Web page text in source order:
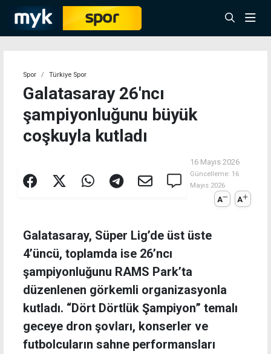
Spor Türkiye Spor
Galatasaray 26'ncı
şampiyonluğunu büyük
coşkuyla kutladı
16 Mayıs 2026
Güncelleme: 16
Mayıs 2026
A A
Galatasaray, Süper Lig’de üst üste
4’üncü, toplamda ise 26’ncı
şampiyonluğunu RAMS Park’ta
düzenlenen görkemli organizasyonla
kutladı. “Dört Dörtlük Şampiyon” temalı
geceye dron şovları, konserler ve
futbolcuların sahne performansları